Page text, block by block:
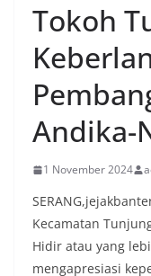
Tokoh
Andika-
1 November 2024
Kecamatan
Hidir atau yang
mengapresiasi